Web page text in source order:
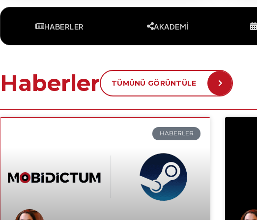
HABERLER AKADEMI
Haberler TÜMÜNÜ GÖRÜNTÜLE
HABERLER